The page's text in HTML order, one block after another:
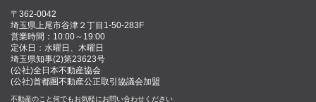
〒362-0042
埼玉県上尾市谷津２丁目1-50-283F
営業時間：10:00～19:00
定休日：水曜日、木曜日
埼玉県知事(2)第23623号
(公社)全日本不動産協会
(公社)首都圏不動産公正取引協議会加盟
不動産のこと何でもお気軽にお問い合わせください